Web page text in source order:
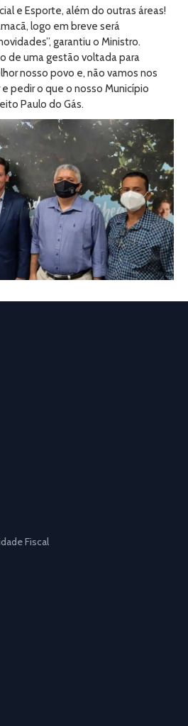
e Esporte, além do outras áreas!
logo em breve será
garantiu o Ministro.
de uma gestão voltada para
nosso povo e, não vamos nos
pedir o que o nosso Município
Paulo do Gás.
Fiscal